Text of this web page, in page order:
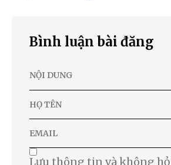
Bình luận bài đăng
Lưu thông tin và không